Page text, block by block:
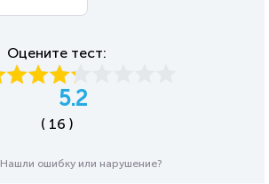
Оцените тест:
5.2
( 16 )
Нашли ошибку или нарушение?